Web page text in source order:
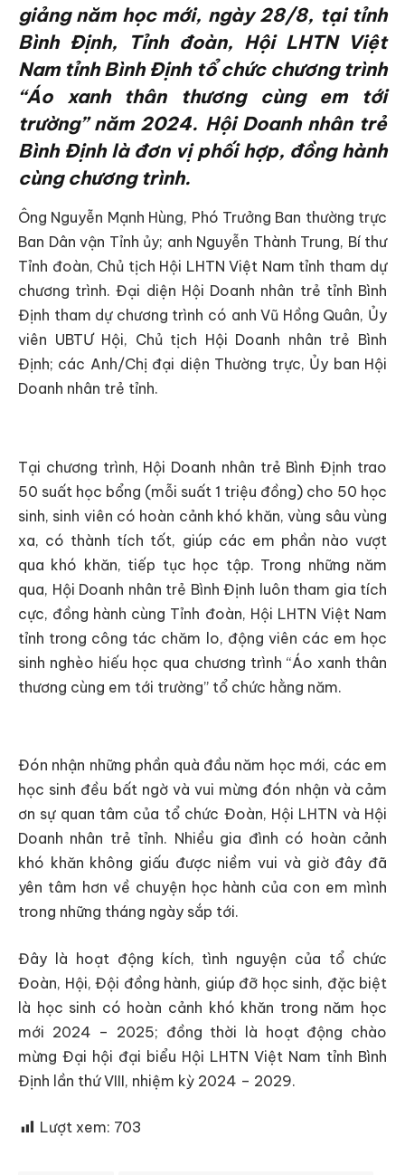
giảng năm học mới, ngày 28/8, tại tỉnh
Bình Định, Tỉnh đoàn, Hội LHTN Việt
Nam tỉnh Bình Định tổ chức chương trình
“Áo xanh thân thương cùng em tới
trường” năm 2024. Hội Doanh nhân trẻ
Bình Định là đơn vị phối hợp, đồng hành
cùng chương trình.
Ông Nguyễn Mạnh Hùng, Phó Trưởng Ban thường trực
Ban Dân vận Tỉnh ủy; anh Nguyễn Thành Trung, Bí thư
Tỉnh đoàn, Chủ tịch Hội LHTN Việt Nam tỉnh tham dự
chương trình. Đại diện Hội Doanh nhân trẻ tỉnh Bình
Định tham dự chương trình có anh Vũ Hồng Quân, Ủy
viên UBTƯ Hội, Chủ tịch Hội Doanh nhân trẻ Bình
Định; các Anh/Chị đại diện Thường trực, Ủy ban Hội
Doanh nhân trẻ tỉnh.
Tại chương trình, Hội Doanh nhân trẻ Bình Định trao
50 suất học bổng (mỗi suất 1 triệu đồng) cho 50 học
sinh, sinh viên có hoàn cảnh khó khăn, vùng sâu vùng
xa, có thành tích tốt, giúp các em phần nào vượt
qua khó khăn, tiếp tục học tập. Trong những năm
qua, Hội Doanh nhân trẻ Bình Định luôn tham gia tích
cực, đồng hành cùng Tỉnh đoàn, Hội LHTN Việt Nam
tỉnh trong công tác chăm lo, động viên các em học
sinh nghèo hiếu học qua chương trình “Áo xanh thân
thương cùng em tới trường” tổ chức hằng năm.
Đón nhận những phần quà đầu năm học mới, các em
học sinh đều bất ngờ và vui mừng đón nhận và cảm
ơn sự quan tâm của tổ chức Đoàn, Hội LHTN và Hội
Doanh nhân trẻ tỉnh. Nhiều gia đình có hoàn cảnh
khó khăn không giấu được niềm vui và giờ đây đã
yên tâm hơn về chuyện học hành của con em mình
trong những tháng ngày sắp tới.
Đây là hoạt động kích, tình nguyện của tổ chức
Đoàn, Hội, Đội đồng hành, giúp đỡ học sinh, đặc biệt
là học sinh có hoàn cảnh khó khăn trong năm học
mới 2024 – 2025; đồng thời là hoạt động chào
mừng Đại hội đại biểu Hội LHTN Việt Nam tỉnh Bình
Định lần thứ VIII, nhiệm kỳ 2024 – 2029.
Lượt xem: 703